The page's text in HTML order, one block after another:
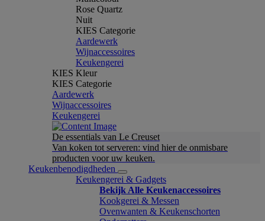
Rose Quartz
Nuit
KIES Categorie
Aardewerk
Wijnaccessoires
Keukengerei
KIES Kleur
KIES Categorie
Aardewerk
Wijnaccessoires
Keukengerei
De essentials van Le Creuset
Van koken tot serveren: vind hier de onmisbare
producten voor uw keuken.
Keukenbenodigdheden
Keukengerei & Gadgets
Bekijk Alle Keukenaccessoires
Kookgerei & Messen
Ovenwanten & Keukenschorten